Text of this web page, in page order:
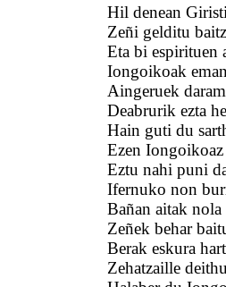
Hil denean
Zeñi gelditu
Eta bi espirituen
Iongoikoak
Aingeruek
Deabrurik ezta
Hain guti du
Ezen
Eztu nahi puni
Ifernuko non
Bañan aitak nola
Zeñek behar
Berak eskura
Zehatzaille